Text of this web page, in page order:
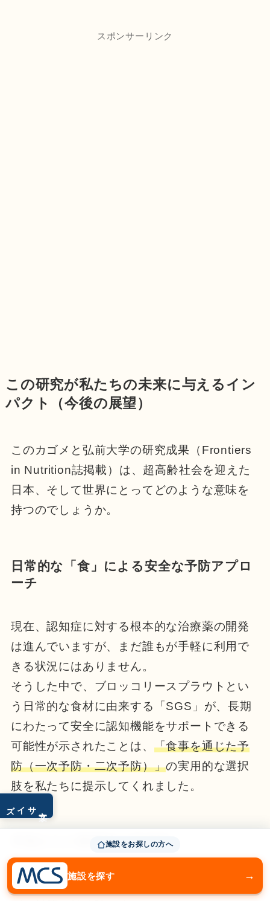
サイズ
スポンサーリンク
この研究が私たちの未来に与えるイン
パクト（今後の展望）
このカゴメと弘前大学の研究成果（Frontiers
in Nutrition誌掲載）は、超高齢社会を迎えた
日本、そして世界にとってどのような意味を
持つのでしょうか。
日常的な「食」による安全な予防アプロ
ーチ
現在、認知症に対する根本的な治療薬の開発
は進んでいますが、まだ誰もが手軽に利用で
きる状況にはありません。
そうした中で、ブロッコリースプラウトとい
う日常的な食材に由来する「SGS」が、長期
にわたって安全に認知機能をサポートできる
可能性が示されたことは、 「食事を通じた予
防（一次予防・二次予防）」の実用的な選択
肢を私たちに提示してくれました。
早期介入の重要性の再確認
「最近、物忘れが増えたかも」と感じた時
施設をお探しの方へ
施設を探す →